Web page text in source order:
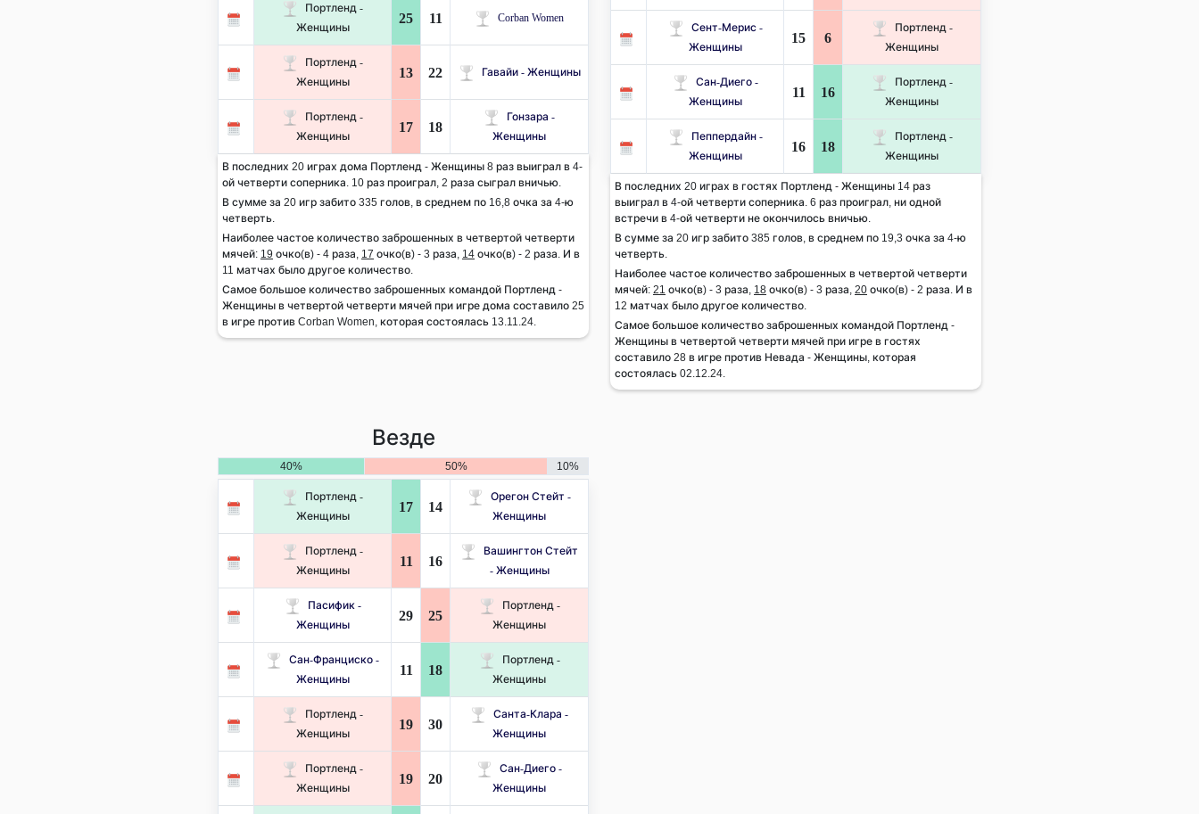
Портленд -
Женщины
25 11 Corban Women
Портленд -
Женщины
13 22 Гавайи - Женщины
Портленд -
Женщины
17 18
Гонзара -
Женщины
В последних 20 играх дома Портленд - Женщины 8 раз выиграл в 4-
ой четверти соперника. 10 раз проиграл, 2 раза сыграл вничью.
В сумме за 20 игр забито 335 голов, в среднем по 16,8 очка за 4-ю
четверть.
Наиболее частое количество заброшенных в четвертой четверти
мячей: 19 очко(в) - 4 раза, 17 очко(в) - 3 раза, 14 очко(в) - 2 раза. И в
11 матчах было другое количество.
Самое большое количество заброшенных командой Портленд -
Женщины в четвертой четверти мячей при игре дома составило 25
в игре против Corban Women, которая состоялась 13.11.24.
Сент-Мерис -
Женщины
15 6
Портленд -
Женщины
Сан-Диего -
Женщины
11 16
Портленд -
Женщины
Пеппердайн -
Женщины
16 18
Портленд -
Женщины
В последних 20 играх в гостях Портленд - Женщины 14 раз
выиграл в 4-ой четверти соперника. 6 раз проиграл, ни одной
встречи в 4-ой четверти не окончилось вничью.
В сумме за 20 игр забито 385 голов, в среднем по 19,3 очка за 4-ю
четверть.
Наиболее частое количество заброшенных в четвертой четверти
мячей: 21 очко(в) - 3 раза, 18 очко(в) - 3 раза, 20 очко(в) - 2 раза. И в
12 матчах было другое количество.
Самое большое количество заброшенных командой Портленд -
Женщины в четвертой четверти мячей при игре в гостях
составило 28 в игре против Невада - Женщины, которая
состоялась 02.12.24.
Везде
40% 50% 10%
Портленд -
Женщины
17 14
Орегон Стейт -
Женщины
Портленд -
Женщины
11 16
Вашингтон Стейт
- Женщины
Пасифик -
Женщины
29 25
Портленд -
Женщины
Сан-Франциско -
Женщины
11 18
Портленд -
Женщины
Портленд -
Женщины
19 30
Санта-Клара -
Женщины
Портленд -
Женщины
19 20
Сан-Диего -
Женщины